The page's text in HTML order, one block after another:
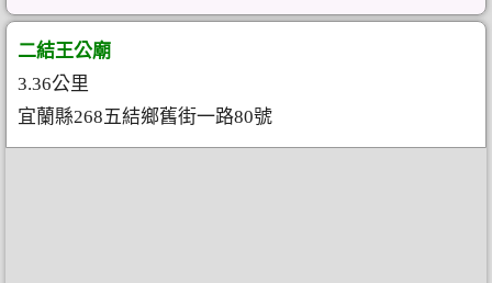
二結王公廟
3.36公里
宜蘭縣268五結鄉舊街一路80號